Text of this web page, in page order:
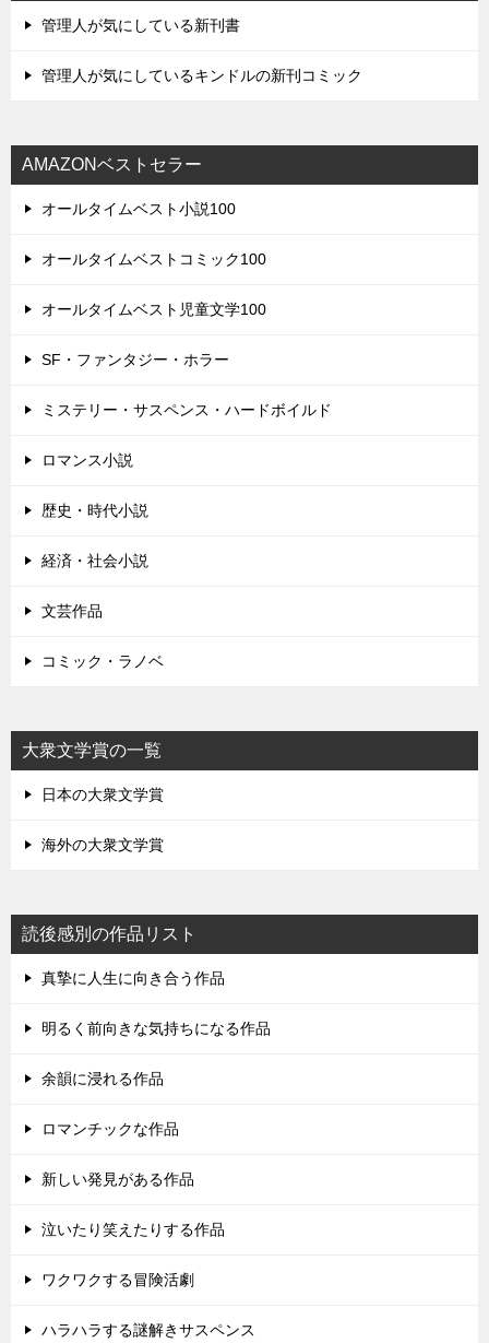
管理人が気にしている新刊書
管理人が気にしているキンドルの新刊コミック
AMAZONベストセラー
オールタイムベスト小説100
オールタイムベストコミック100
オールタイムベスト児童文学100
SF・ファンタジー・ホラー
ミステリー・サスペンス・ハードボイルド
ロマンス小説
歴史・時代小説
経済・社会小説
文芸作品
コミック・ラノベ
大衆文学賞の一覧
日本の大衆文学賞
海外の大衆文学賞
読後感別の作品リスト
真摯に人生に向き合う作品
明るく前向きな気持ちになる作品
余韻に浸れる作品
ロマンチックな作品
新しい発見がある作品
泣いたり笑えたりする作品
ワクワクする冒険活劇
ハラハラする謎解きサスペンス